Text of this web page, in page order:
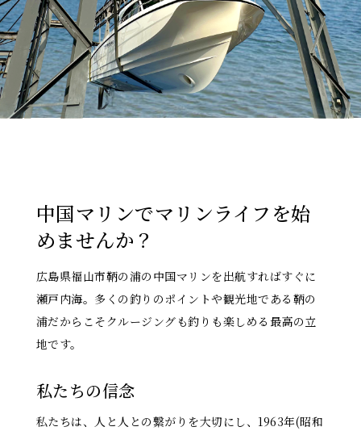
中国マリンでマリンライフを始
めませんか？
広島県福山市鞆の浦の中国マリンを出航すればすぐに
瀬戸内海。多くの釣りのポイントや観光地である鞆の
浦だからこそクルージングも釣りも楽しめる最高の立
地です。
私たちの信念
私たちは、人と人との繋がりを大切にし、1963年(昭和